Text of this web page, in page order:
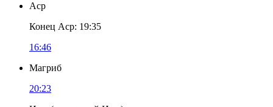
Аср
Конец Аср: 19:35
16:46
Магриб
20:23